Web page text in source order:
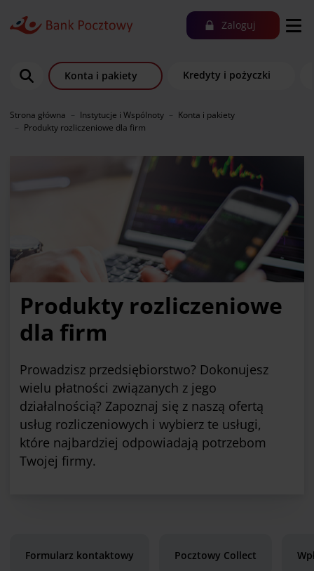
Zaloguj
Konta i pakiety Kredyty i pożyczki
Strona główna Instytucje i Wspólnoty
Konta i pakiety
Produkty rozliczeniowe dla firm
Produkty rozliczeniowe
dla firm
Prowadzisz przedsiębiorstwo? Dokonujesz
wielu płatności związanych z jego
działalnością? Zapoznaj się z naszą ofertą
usług rozliczeniowych i wybierz te usługi,
które najbardziej odpowiadają potrzebom
Twojej firmy.
Formularz kontaktowy Pocztowy Collect